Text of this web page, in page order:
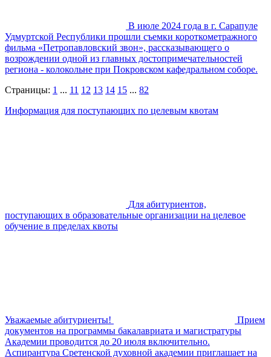
В июле 2024 года в г. Сарапуле
Удмуртской Республики прошли съемки короткометражного
фильма «Петропавловский звон», рассказывающего о
возрождении одной из главных достопримечательностей
региона - колокольне при Покровском кафедральном соборе.
Страницы: 1 ... 11 12 13 14 15 ... 82
Информация для поступающих по целевым квотам
Для абитуриентов,
поступающих в образовательные организации на целевое
обучение в пределах квоты
Уважаемые абитуриенты!
Прием
документов на программы бакалавриата и магистратуры
Академии проводится до 20 июля включительно.
Аспирантура Сретенской духовной академии приглашает на